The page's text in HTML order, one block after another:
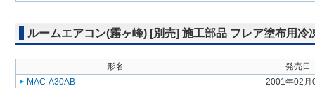
ルームエアコン(霧ヶ峰) [別売] 施工部品 フレア塗布用冷
形名
発売日
MAC-A30AB
2001年02月